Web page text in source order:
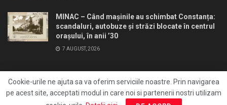
MINAC – Când mașinile au schimbat Constanța:
scandaluri, autobuze și străzi blocate în centrul
orașului, în anii ’30
7 AUGUST, 2026
Redactie Editia print FocusAds
Cookie-urile ne ajuta sa va oferim serviciile noastre. Prin navigarea
pe acest site, acceptati modul in care noi si partenerii nostri utilizam